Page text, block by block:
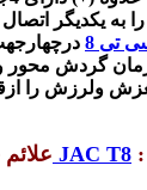
به یکدیگر
تی 8
گردش
ولرزش را
چهار شاخ گاردان JAC T8 :